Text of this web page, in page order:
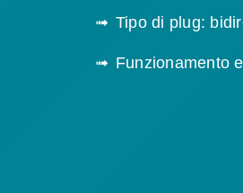
Tipo di plug:
Funzionamento